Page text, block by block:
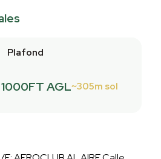
Plafond
1000FT AGL 305m sol